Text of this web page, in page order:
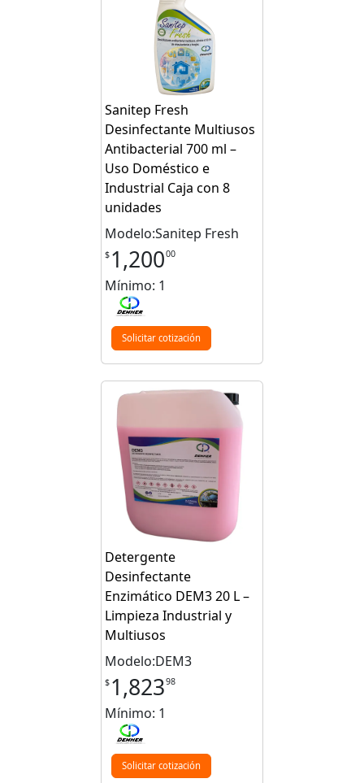
Sanitep Fresh
Desinfectante Multiusos
Antibacterial 700 ml –
Uso Doméstico e
Industrial Caja con 8
unidades
Modelo:Sanitep Fresh
$ 1,20000
Mínimo: 1
Solicitar cotización
Detergente
Desinfectante
Enzimático DEM3 20 L –
Limpieza Industrial y
Multiusos
Modelo:DEM3
$ 1,82398
Mínimo: 1
Solicitar cotización